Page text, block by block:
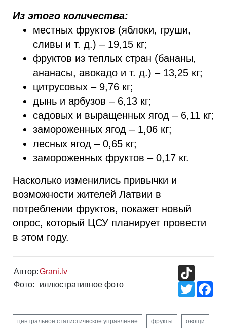
Из этого количества:
местных фруктов (яблоки, груши,
сливы и т. д.) – 19,15 кг;
фруктов из теплых стран (бананы,
ананасы, авокадо и т. д.) – 13,25 кг;
цитрусовых – 9,76 кг;
дынь и арбузов – 6,13 кг;
садовых и выращенных ягод – 6,11 кг;
замороженных ягод – 1,06 кг;
лесных ягод – 0,65 кг;
замороженных фруктов – 0,17 кг.
Насколько изменились привычки и
возможности жителей Латвии в
потреблении фруктов, покажет новый
опрос, который ЦСУ планирует провести
в этом году.
Автор:Grani.lv
Фото:
иллюстративное фото
Twitter
центральное статистическое управление фрукты овощи